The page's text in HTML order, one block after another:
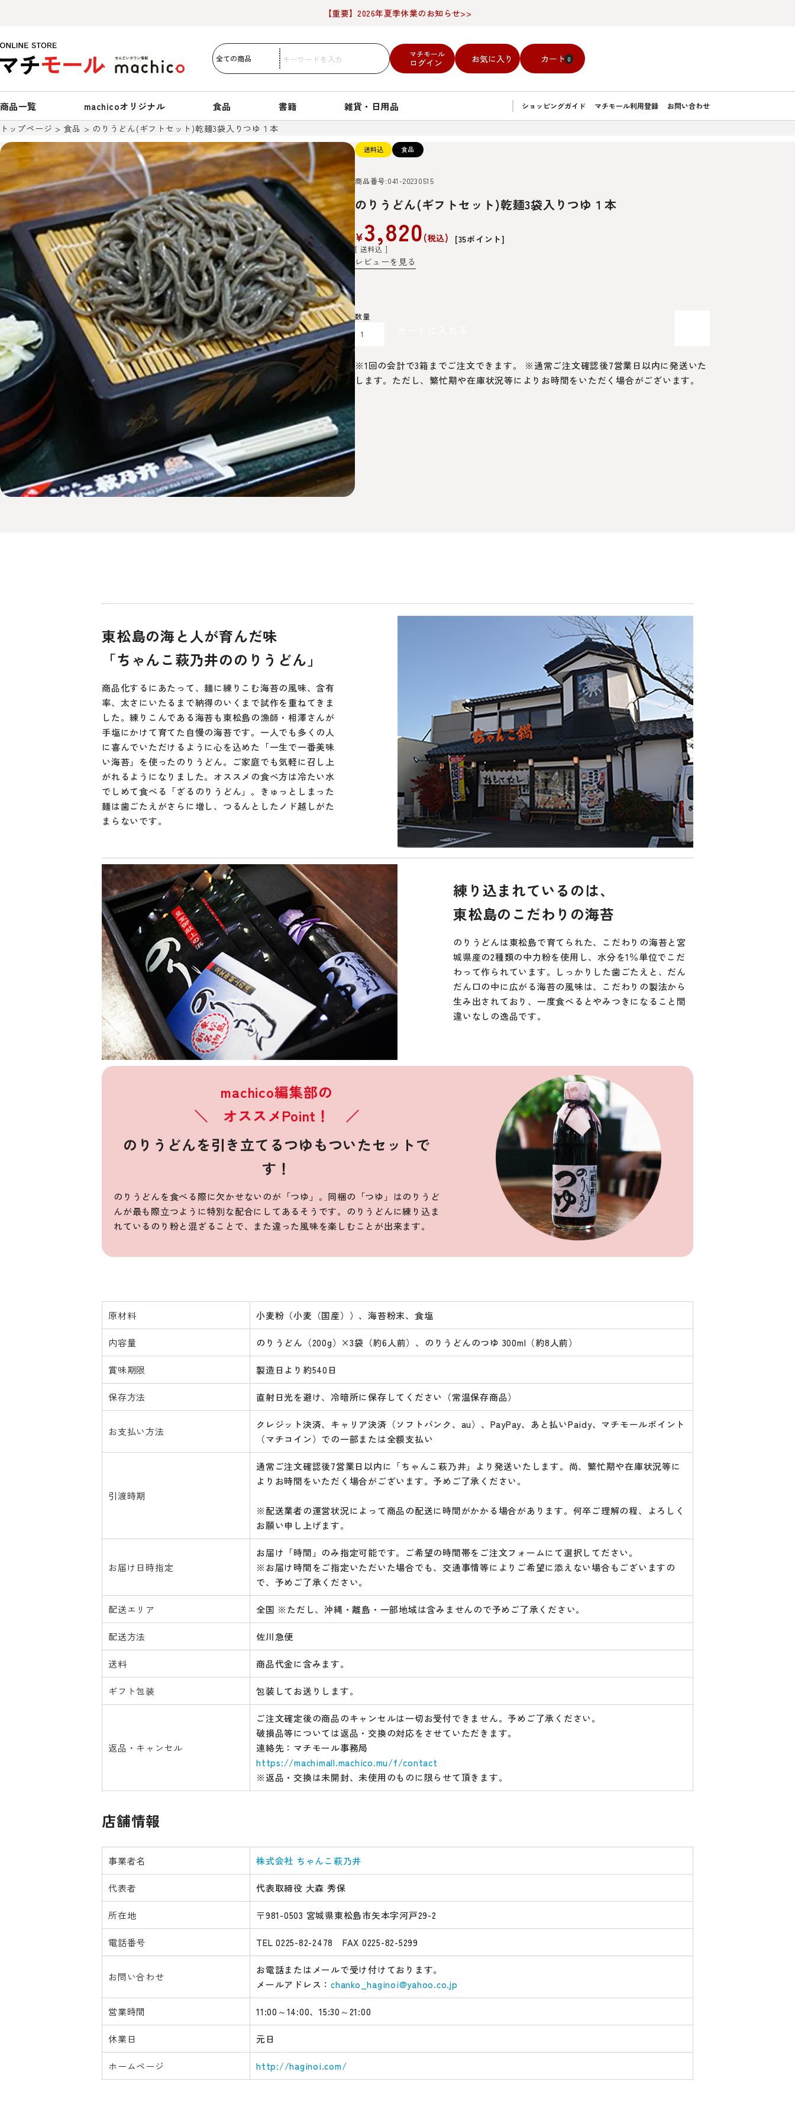
【重要】2026年夏季休業のお知らせ>>
マチモール
ログイン お気に入り カート 0
商品一覧 machicoオリジナル 食品 書籍 雑貨・日用品 ショッピングガイド マチモール利用登録 お問い合わせ
トップページ 食品 のりうどん(ギフトセット)乾麺3袋入りつゆ１本
送料込 食品
商品番号 041-20230515
のりうどん(ギフトセット)乾麺3袋入りつゆ１本
¥3,820 税込 [35ポイント]
送料込
レビューを見る
※1回の会計で3箱までご注文できます。 ※通常ご注文確認後7営業日以内に発送いた
します。ただし、繁忙期や在庫状況等によりお時間をいただく場合がございます。
東松島の海と人が育んだ味
「ちゃんこ萩乃井ののりうどん」
商品化するにあたって、麺に練りこむ海苔の風味、含有
率、太さにいたるまで納得のいくまで試作を重ねてきま
した。練りこんである海苔も東松島の漁師・相澤さんが
手塩にかけて育てた自慢の海苔です。一人でも多くの人
に喜んでいただけるように心を込めた「一生で一番美味
い海苔」を使ったのりうどん。ご家庭でも気軽に召し上
がれるようになりました。オススメの食べ方は冷たい水
でしめて食べる「ざるのりうどん」。きゅっとしまった
麺は歯ごたえがさらに増し、つるんとしたノド越しがた
まらないです。
練り込まれているのは、
東松島のこだわりの海苔
のりうどんは東松島で育てられた、こだわりの海苔と宮
城県産の2種類の中力粉を使用し、水分を1％単位でこだ
わって作られています。しっかりした歯ごたえと、だん
だん口の中に広がる海苔の風味は、こだわりの製法から
生み出されており、一度食べるとやみつきになること間
違いなしの逸品です。
machico編集部の
＼ オススメPoint！ ／
のりうどんを引き立てるつゆもついたセットで
す！
のりうどんを食べる際に欠かせないのが「つゆ」。同梱の「つゆ」はのりうど
んが最も際立つように特別な配合にしてあるそうです。のりうどんに練り込ま
れているのり粉と混ざることで、また違った風味を楽しむことが出来ます。
原材料 小麦粉（小麦（国産））、海苔粉末、食塩
内容量 のりうどん（200g）×3袋（約6人前）、のりうどんのつゆ 300ml（約8人前）
賞味期限 製造日より約540日
保存方法 直射日光を避け、冷暗所に保存してください（常温保存商品）
お支払い方法
クレジット決済、キャリア決済（ソフトバンク、au）、PayPay、あと払いPaidy、マチモールポイント
（マチコイン）での一部または全額支払い
引渡時期
通常ご注文確認後7営業日以内に「ちゃんこ萩乃井」より発送いたします。尚、繁忙期や在庫状況等に
よりお時間をいただく場合がございます。予めご了承ください。
※配送業者の運営状況によって商品の配送に時間がかかる場合があります。何卒ご理解の程、よろしく
お願い申し上げます。
お届け日時指定
お届け「時間」のみ指定可能です。ご希望の時間帯をご注文フォームにて選択してださい。
※お届け時間をご指定いただいた場合でも、交通事情等によりご希望に添えない場合もございますの
で、予めご了承ください。
配送エリア 全国 ※ただし、沖縄・離島・一部地域は含みませんので予めご了承ください。
配送方法 佐川急便
送料 商品代金に含みます。
ギフト包装 包装してお送りします。
返品・キャンセル
ご注文確定後の商品のキャンセルは一切お受付できません。予めご了承ください。
破損品等については返品・交換の対応をさせていただきます。
連絡先：マチモール事務局
https://machimall.machico.mu/f/contact
※返品・交換は未開封、未使用のものに限らせて頂きます。
店舗情報
事業者名 株式会社 ちゃんこ萩乃井
代表者 代表取締役 大森 秀保
所在地 〒981-0503 宮城県東松島市矢本字河戸29-2
電話番号 TEL 0225-82-2478 FAX 0225-82-5299
お問い合わせ
お電話またはメールで受け付けております。
メールアドレス： chanko_haginoi@yahoo.co.jp
営業時間 11:00～14:00、15:30～21:00
休業日 元日
ホームページ http://haginoi.com/